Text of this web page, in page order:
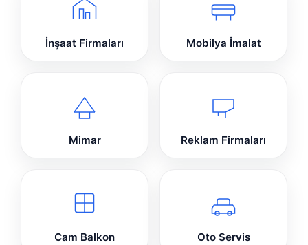
İnşaat Firmaları Mobilya İmalat
Mimar Reklam Firmaları
Cam Balkon Oto Servis